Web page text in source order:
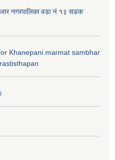
नगरपालिका वडा नं १३ सडक
Khanepani marmat sambhar